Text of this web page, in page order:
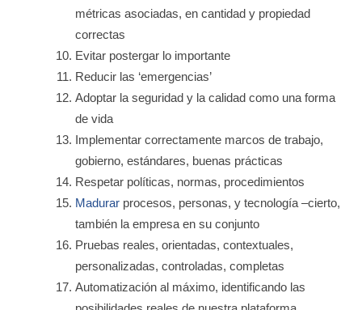
métricas asociadas, en cantidad y propiedad
correctas
Evitar postergar lo importante
Reducir las ‘emergencias’
Adoptar la seguridad y la calidad como una forma
de vida
Implementar correctamente marcos de trabajo,
gobierno, estándares, buenas prácticas
Respetar políticas, normas, procedimientos
Madurarprocesos, personas, y tecnología –cierto,
también la empresa en su conjunto
Pruebas reales, orientadas, contextuales,
personalizadas, controladas, completas
Automatización al máximo, identificando las